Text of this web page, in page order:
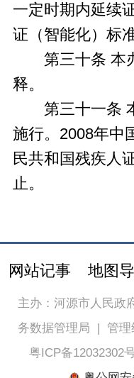
一定时期内延续
证（智能化）标
第三十条 本办
释。
第三十一条 本
施行。2008年中
民共和国残疾人
止。
网站记事 地图
主办：河源市人民政
务数据管理局 | 管理
粤ICP备12032302